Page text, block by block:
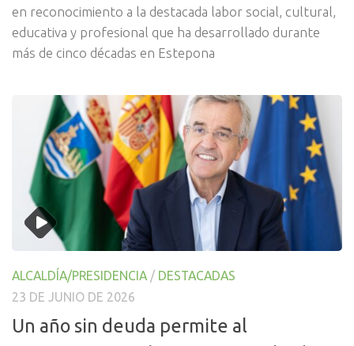
en reconocimiento a la destacada labor social, cultural,
educativa y profesional que ha desarrollado durante
más de cinco décadas en Estepona
ALCALDÍA/PRESIDENCIA / DESTACADAS
23 DE JUNIO DE 2026
Un año sin deuda permite al